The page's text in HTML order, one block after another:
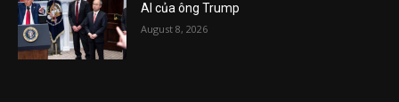
AI của ông Trump
August 8, 2026